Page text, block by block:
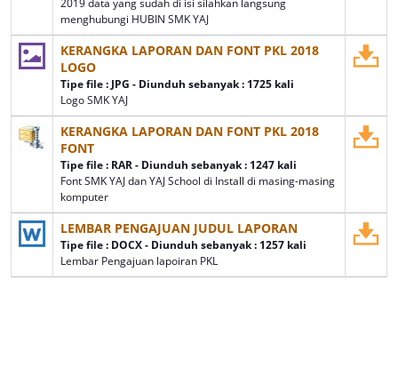
2019 data yang sudah di isi silahkan langsung
menghubungi HUBIN SMK YAJ
KERANGKA LAPORAN DAN FONT PKL 2018
LOGO
Tipe file : JPG - Diunduh sebanyak : 1725 kali
Logo SMK YAJ
KERANGKA LAPORAN DAN FONT PKL 2018
FONT
Tipe file : RAR - Diunduh sebanyak : 1247 kali
Font SMK YAJ dan YAJ School di Install di masing-masing
komputer
LEMBAR PENGAJUAN JUDUL LAPORAN
Tipe file : DOCX - Diunduh sebanyak : 1257 kali
Lembar Pengajuan lapoiran PKL